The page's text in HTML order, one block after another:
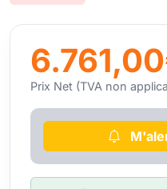
Prix Net (TVA non